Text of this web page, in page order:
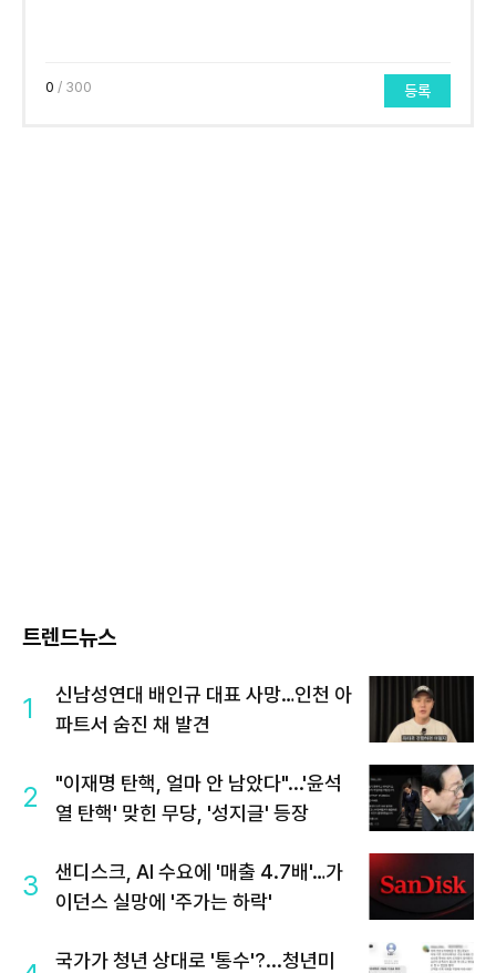
0 / 300 등록
트렌드뉴스
1
신남성연대 배인규 대표 사망…인천 아
파트서 숨진 채 발견
2
"이재명 탄핵, 얼마 안 남았다"...'윤석
열 탄핵' 맞힌 무당, '성지글' 등장
3
샌디스크, AI 수요에 '매출 4.7배'…가
이던스 실망에 '주가는 하락'
국가가 청년 상대로 '통수'?...청년미